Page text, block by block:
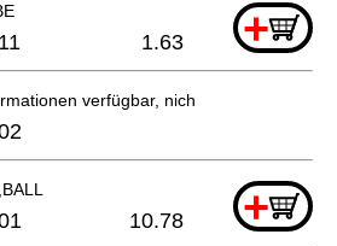
+
1.63
verfügbar, nicht bestellbar
+
10.78